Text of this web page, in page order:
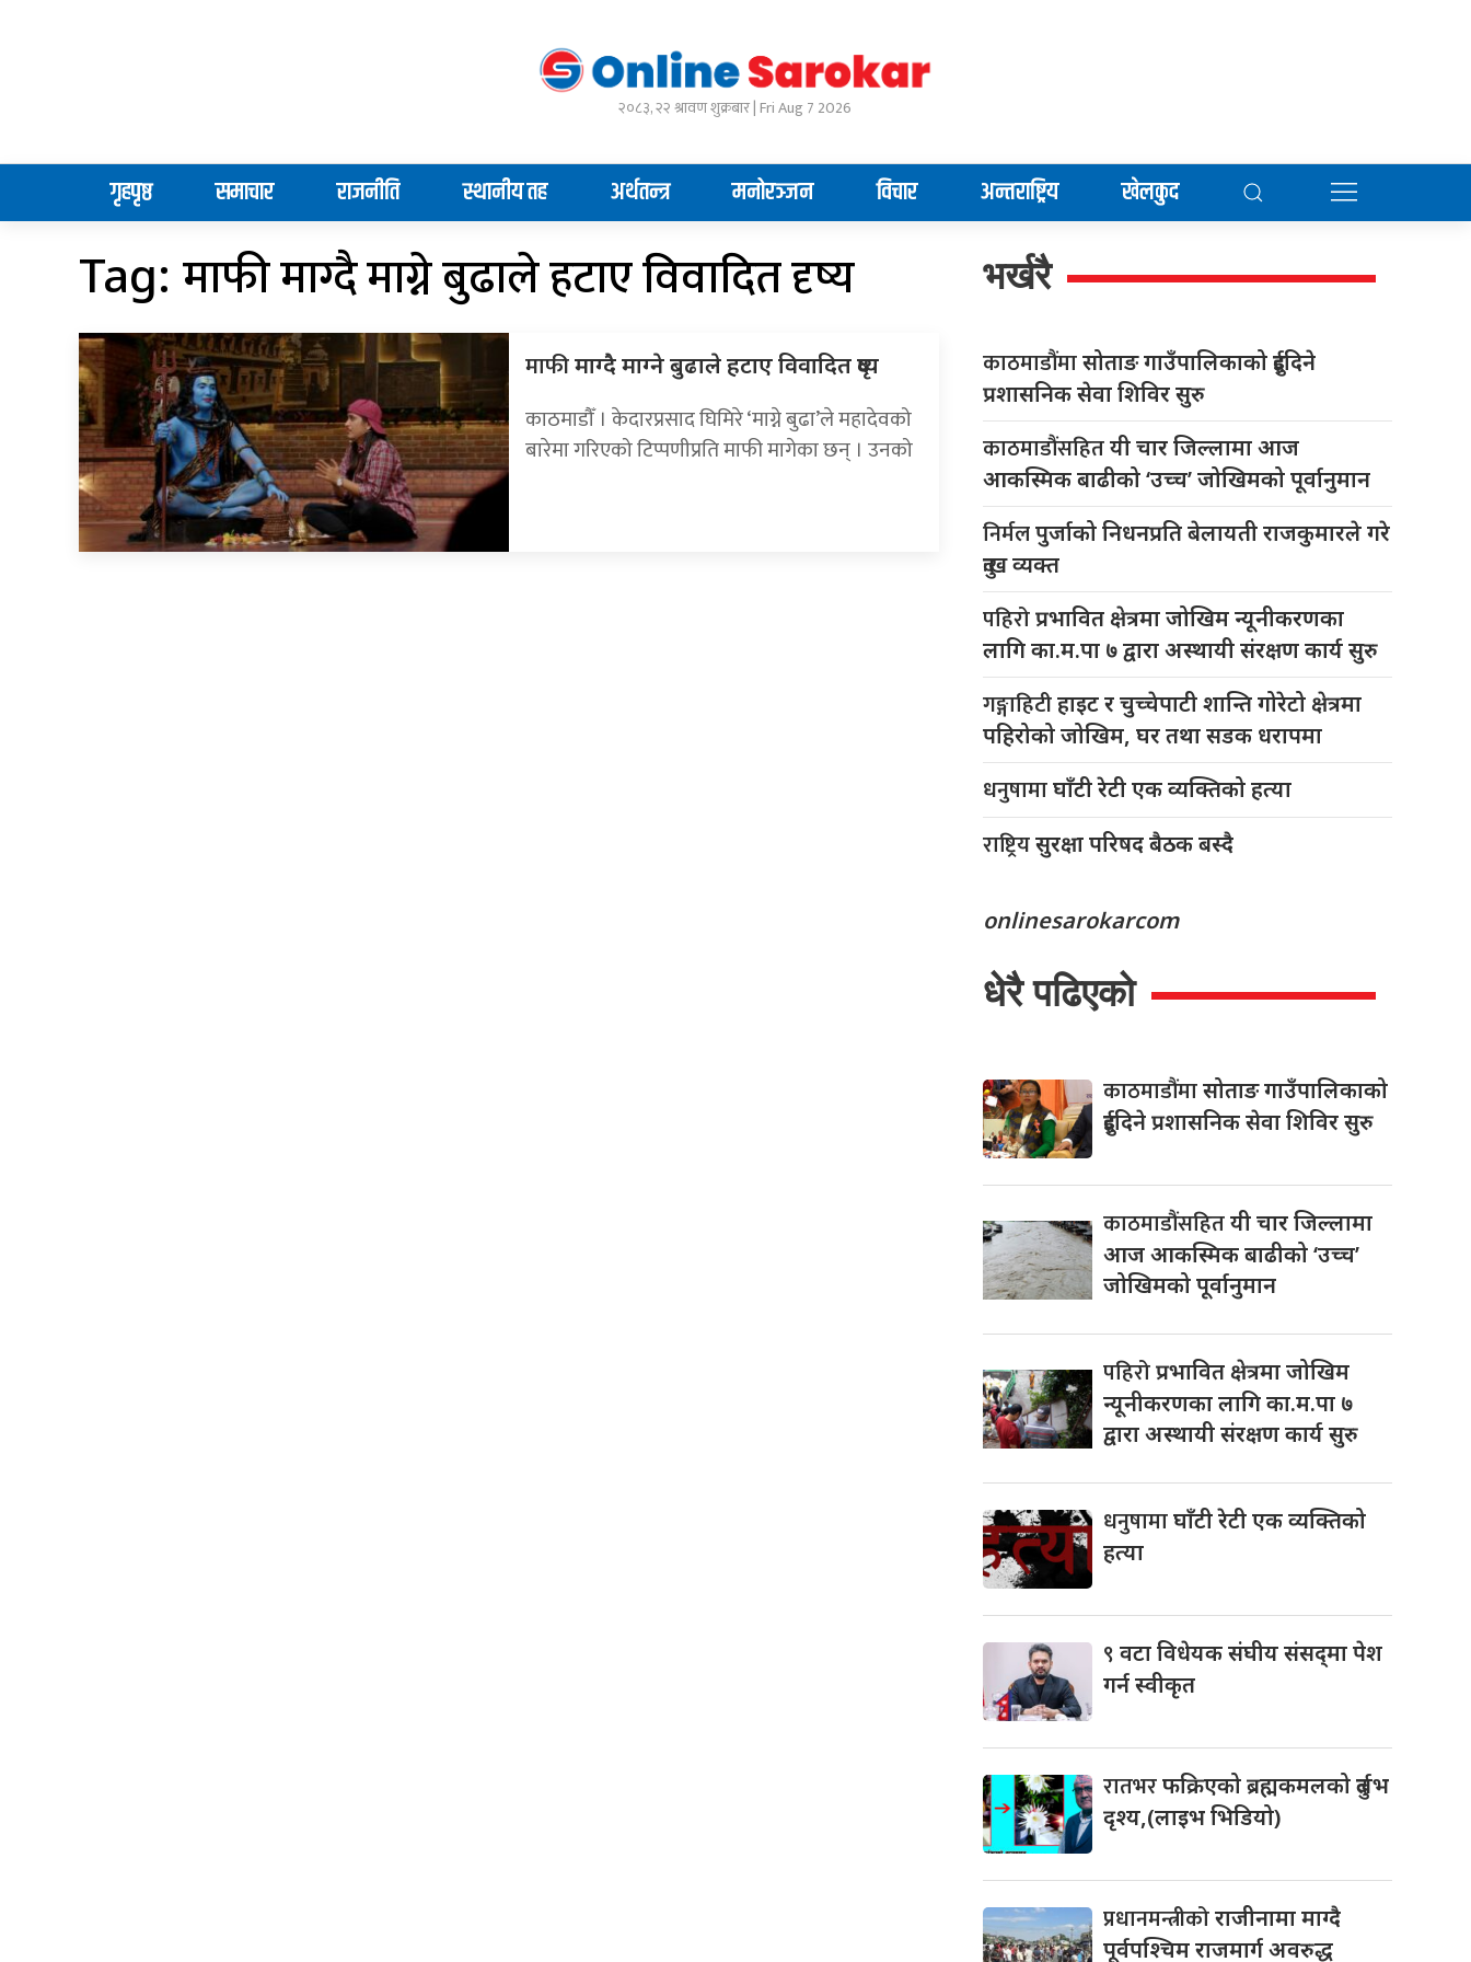
२०८३, २२ श्रावण शुक्रबार | Fri Aug 7 2026
गृहपृष्ठ समाचार राजनीति स्थानीय तह अर्थतन्त्र मनोरञ्जन विचार अन्तराष्ट्रिय खेलकुद
Tag: माफी माग्दै माग्ने बुढाले हटाए विवादित दृष्य
माफीमाग्दै माग्ने बुढाले हटाए विवादित दृष्य
काठमाडौँ । केदारप्रसाद घिमिरे ‘माग्ने बुढा’ले महादेवको
बारेमा गरिएको टिप्पणीप्रति माफी मागेका छन् । उनको
भर्खरै
काठमाडौंमासोताङ गाउँपालिकाको दुईदिने
प्रशासनिक सेवा शिविर सुरु
काठमाडौंसहितयी चार जिल्लामा आज
आकस्मिक बाढीको ‘उच्च’ जोखिमको पूर्वानुमान
निर्मलपुर्जाको निधनप्रति बेलायती राजकुमारले गरे
दुःख व्यक्त
पहिरोप्रभावित क्षेत्रमा जोखिम न्यूनीकरणका
लागि का.म.पा ७ द्वारा अस्थायी संरक्षण कार्य सुरु
गङ्गाहिटीहाइट र चुच्चेपाटी शान्ति गोरेटो क्षेत्रमा
पहिरोको जोखिम, घर तथा सडक धरापमा
धनुषामाघाँटी रेटी एक व्यक्तिको हत्या
राष्ट्रियसुरक्षा परिषद बैठक बस्दै
onlinesarokarcom
धेरै पढिएको
काठमाडौंमासोताङ गाउँपालिकाको
दुईदिने प्रशासनिक सेवा शिविर सुरु
काठमाडौंसहितयी चार जिल्लामा
आज आकस्मिक बाढीको ‘उच्च’
जोखिमको पूर्वानुमान
पहिरोप्रभावित क्षेत्रमा जोखिम
न्यूनीकरणका लागि का.म.पा ७
द्वारा अस्थायी संरक्षण कार्य सुरु
धनुषामाघाँटी रेटी एक व्यक्तिको
हत्या
९वटा विधेयक संघीय संसद्‌मा पेश
गर्न स्वीकृत
रातभरफक्रिएको ब्रह्मकमलको दुर्लभ
दृश्य,(लाइभ भिडियो)
प्रधानमन्त्रीकोराजीनामा माग्दै
पूर्वपश्चिम राजमार्ग अवरुद्ध